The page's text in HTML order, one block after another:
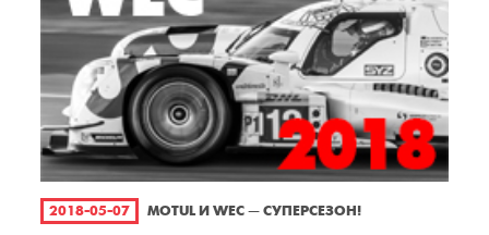
2018-05-07 MOTUL И WEC — СУПЕРСЕЗОН!